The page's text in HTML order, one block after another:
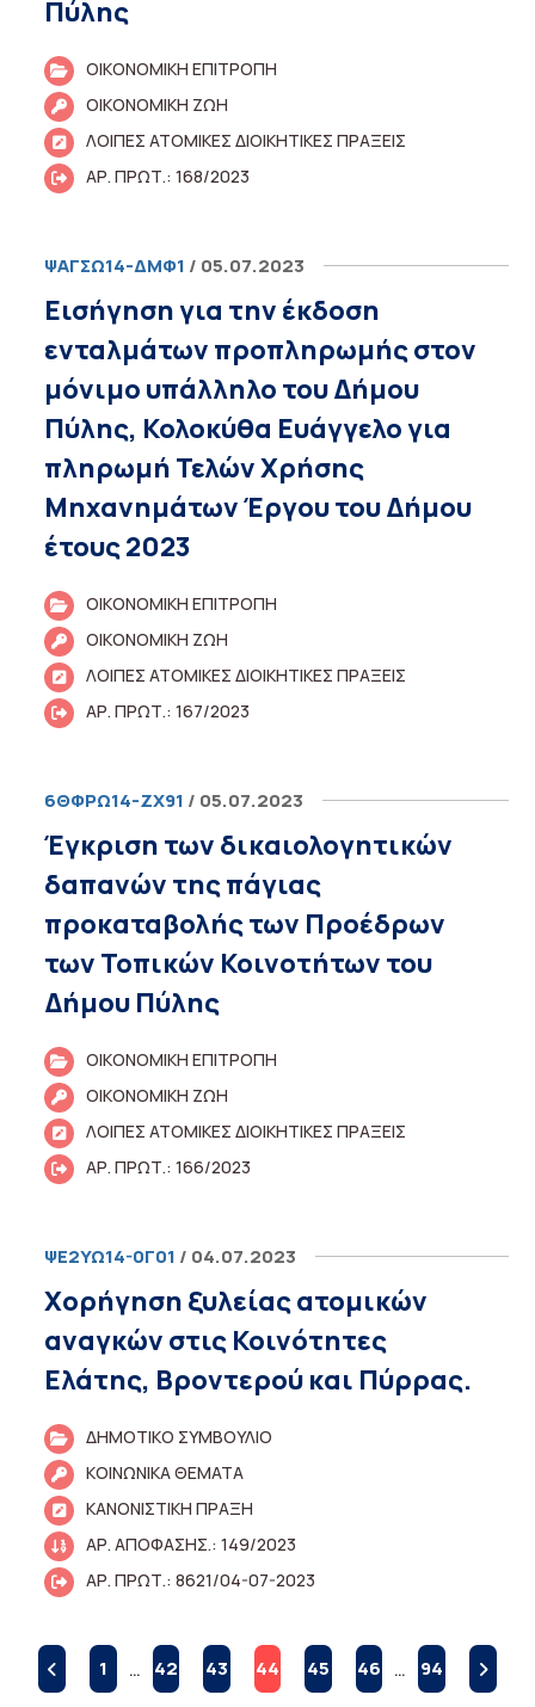
Πύλης
ΟΙΚΟΝΟΜΙΚΗ ΕΠΙΤΡΟΠΗ
ΟΙΚΟΝΟΜΙΚΗ ΖΩΗ
ΛΟΙΠΕΣ ΑΤΟΜΙΚΕΣ ΔΙΟΙΚΗΤΙΚΕΣ ΠΡΑΞΕΙΣ
ΑΡ. ΠΡΩΤ.: 168/2023
ΨΑΓΣΩ14-ΔΜΦ1 / 05.07.2023
Εισήγηση για την έκδοση
ενταλμάτων προπληρωμής στον
μόνιμο υπάλληλο του Δήμου
Πύλης, Κολοκύθα Ευάγγελο για
πληρωμή Τελών Χρήσης
Μηχανημάτων Έργου του Δήμου
έτους 2023
ΟΙΚΟΝΟΜΙΚΗ ΕΠΙΤΡΟΠΗ
ΟΙΚΟΝΟΜΙΚΗ ΖΩΗ
ΛΟΙΠΕΣ ΑΤΟΜΙΚΕΣ ΔΙΟΙΚΗΤΙΚΕΣ ΠΡΑΞΕΙΣ
ΑΡ. ΠΡΩΤ.: 167/2023
6ΘΦΡΩ14-ΖΧ91 / 05.07.2023
Έγκριση των δικαιολογητικών
δαπανών της πάγιας
προκαταβολής των Προέδρων
των Τοπικών Κοινοτήτων του
Δήμου Πύλης
ΟΙΚΟΝΟΜΙΚΗ ΕΠΙΤΡΟΠΗ
ΟΙΚΟΝΟΜΙΚΗ ΖΩΗ
ΛΟΙΠΕΣ ΑΤΟΜΙΚΕΣ ΔΙΟΙΚΗΤΙΚΕΣ ΠΡΑΞΕΙΣ
ΑΡ. ΠΡΩΤ.: 166/2023
ΨΕ2ΥΩ14-0Γ01 / 04.07.2023
Χορήγηση ξυλείας ατομικών
αναγκών στις Κοινότητες
Ελάτης, Βροντερού και Πύρρας.
ΔΗΜΟΤΙΚΟ ΣΥΜΒΟΥΛΙΟ
ΚΟΙΝΩΝΙΚΑ ΘΕΜΑΤΑ
ΚΑΝΟΝΙΣΤΙΚΗ ΠΡΑΞΗ
ΑΡ. ΑΠΟΦΑΣΗΣ.: 149/2023
ΑΡ. ΠΡΩΤ.: 8621/04-07-2023
1 … 42 43 44 45 46 … 94